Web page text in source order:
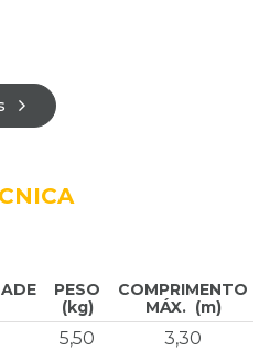
PESO
(kg)
COMPRIMENTO
MÁX. (m)
5,50
3,30